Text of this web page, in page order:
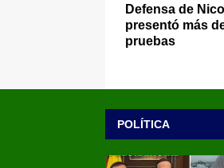
Defensa de
presentó más
pruebas
POLÍTICA